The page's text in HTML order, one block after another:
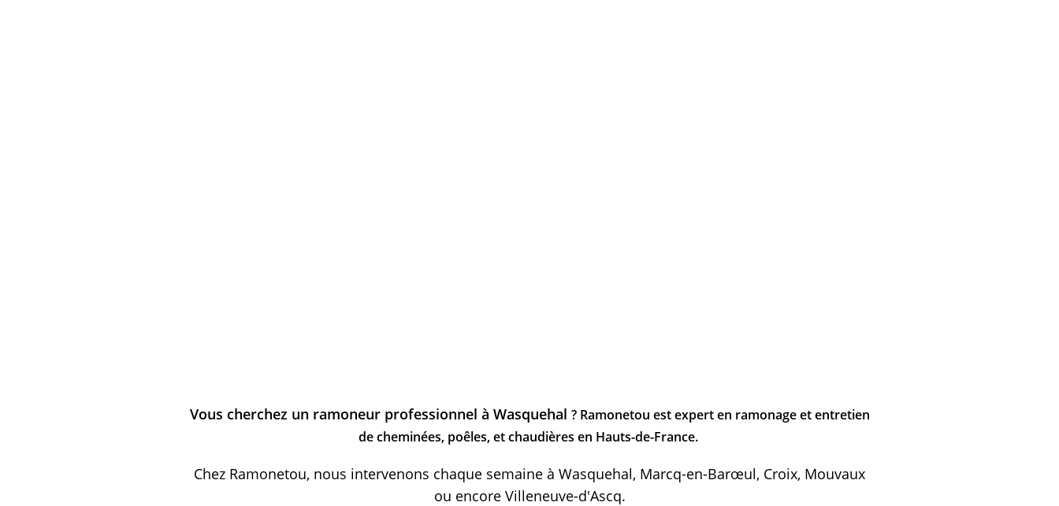
Vous cherchez un ramoneur professionnel à Wasquehal ? Ramonetou est expert en ramonage et entretien
de cheminées, poêles, et chaudières en Hauts-de-France.
Chez Ramonetou, nous intervenons chaque semaine à Wasquehal, Marcq-en-Barœul, Croix, Mouvaux
ou encore Villeneuve-d'Ascq.